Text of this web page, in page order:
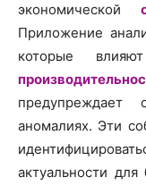
экономической
Приложение
которые
предупреждает
аномалиях. Эти
актуальности